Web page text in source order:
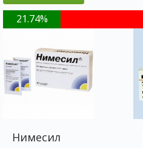
21.74%
Нимесил